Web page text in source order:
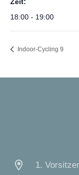
18:00 - 19:00
Indoor-Cycling 9
1.